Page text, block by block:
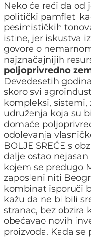
Neko će reći da od
politički pamflet,
pesimističkih
istine, jer iskustva
govore o
najznačajnijih
poljoprivredno
Devedesetih
skoro svi
kompleksi, sistemi,
udruženja koja su
domaće
odolevanja
BOLJE SREĆE s
dalje ostao
kojem se predugo
zaposleni niti
kombinat isporuči
kažu da ne bi bili
stranac, bez obzira
obećavao novih
proizvoda. Kada